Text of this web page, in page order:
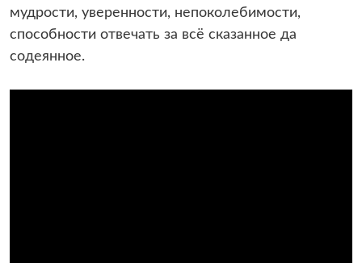
мудрости, уверенности, непоколебимости,
способности отвечать за всё сказанное да
содеянное.